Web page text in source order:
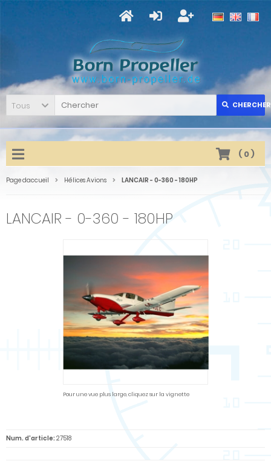
Tous CHERCHER
( 0)
Page daccueil Hélices Avions LANCAIR - 0-360 - 180HP
LANCAIR - 0-360 - 180HP
Pour une vue plus large, cliquez sur la vignette
Num. d'article: 27518